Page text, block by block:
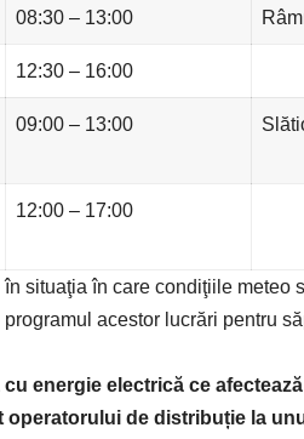
08:30 – 13:00
12:30 – 16:00
09:00 – 13:00
12:00 – 17:00
situaţia în care condiţiile meteo
programul acestor lucrări pentru
energie electrică ce
operatorului de distribuție la